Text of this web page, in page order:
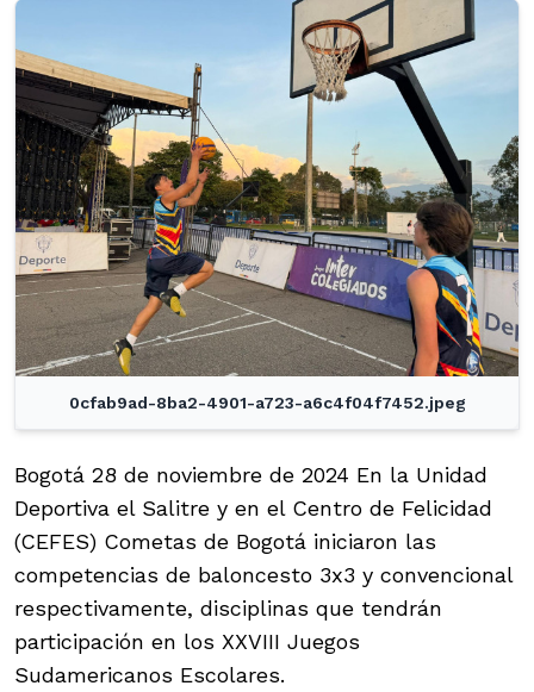
0cfab9ad-8ba2-4901-a723-a6c4f04f7452.jpeg
Bogotá 28 de noviembre de 2024 En la Unidad
Deportiva el Salitre y en el Centro de Felicidad
(CEFES) Cometas de Bogotá iniciaron las
competencias de baloncesto 3x3 y convencional
respectivamente, disciplinas que tendrán
participación en los XXVIII Juegos
Sudamericanos Escolares.